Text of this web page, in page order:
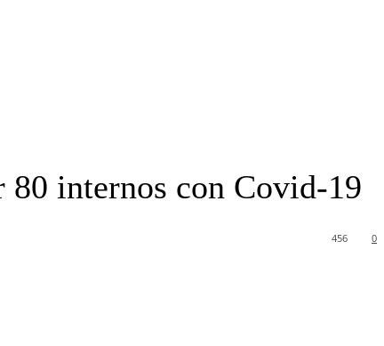
80 internos con Covid-19
0
456